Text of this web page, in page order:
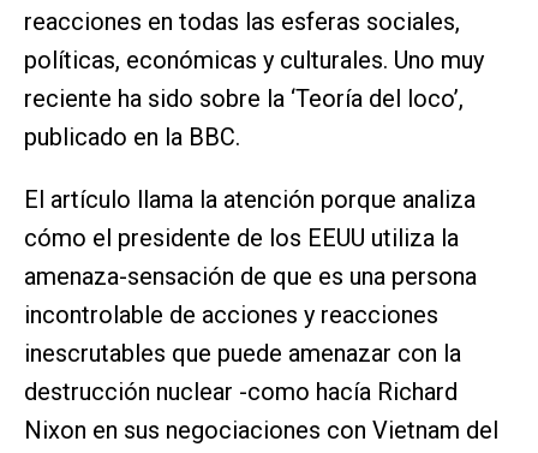
reacciones en todas las esferas sociales,
políticas, económicas y culturales. Uno muy
reciente ha sido sobre la ‘Teoría del loco’,
publicado en la BBC.
El artículo llama la atención porque analiza
cómo el presidente de los EEUU utiliza la
amenaza-sensación de que es una persona
incontrolable de acciones y reacciones
inescrutables que puede amenazar con la
destrucción nuclear -como hacía Richard
Nixon en sus negociaciones con Vietnam del